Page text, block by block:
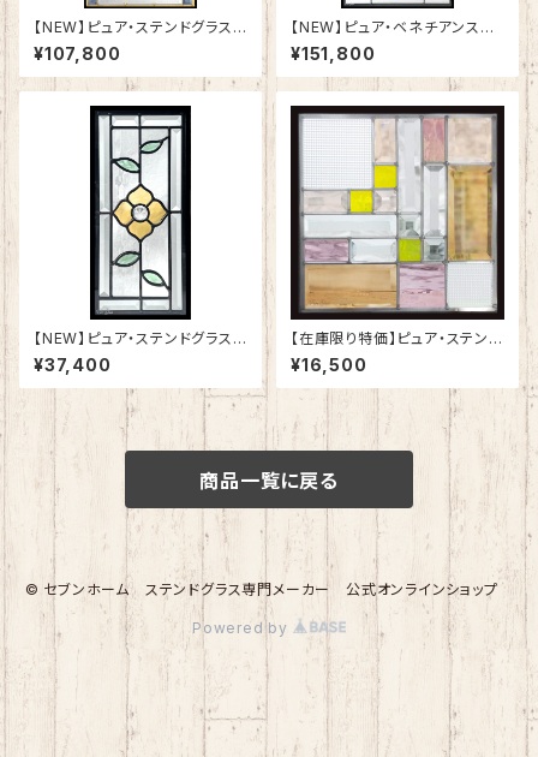
【NEW】ピュア・ステンドグラスS
H-A51
¥107,800
【NEW】ピュア・ベネチアンステ
ンドグラスSH-VA03
¥151,800
【NEW】ピュア・ステンドグラスS
H-K19
¥37,400
【在庫限り特価】ピュア・ステンド
グラスSH-E11R
¥16,500
商品一覧に戻る
© セブンホーム ステンドグラス専門メーカー 公式オンラインショップ
Powered by